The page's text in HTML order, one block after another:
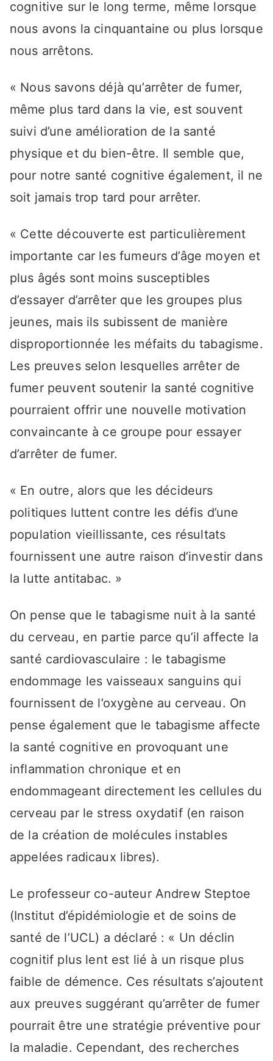
cognitive sur le long terme, même lorsque
nous avons la cinquantaine ou plus lorsque
nous arrêtons.
« Nous savons déjà qu’arrêter de fumer,
même plus tard dans la vie, est souvent
suivi d’une amélioration de la santé
physique et du bien-être. Il semble que,
pour notre santé cognitive également, il ne
soit jamais trop tard pour arrêter.
« Cette découverte est particulièrement
importante car les fumeurs d’âge moyen et
plus âgés sont moins susceptibles
d’essayer d’arrêter que les groupes plus
jeunes, mais ils subissent de manière
disproportionnée les méfaits du tabagisme.
Les preuves selon lesquelles arrêter de
fumer peuvent soutenir la santé cognitive
pourraient offrir une nouvelle motivation
convaincante à ce groupe pour essayer
d’arrêter de fumer.
« En outre, alors que les décideurs
politiques luttent contre les défis d’une
population vieillissante, ces résultats
fournissent une autre raison d’investir dans
la lutte antitabac. »
On pense que le tabagisme nuit à la santé
du cerveau, en partie parce qu’il affecte la
santé cardiovasculaire : le tabagisme
endommage les vaisseaux sanguins qui
fournissent de l’oxygène au cerveau. On
pense également que le tabagisme affecte
la santé cognitive en provoquant une
inflammation chronique et en
endommageant directement les cellules du
cerveau par le stress oxydatif (en raison
de la création de molécules instables
appelées radicaux libres).
Le professeur co-auteur Andrew Steptoe
(Institut d’épidémiologie et de soins de
santé de l’UCL) a déclaré : « Un déclin
cognitif plus lent est lié à un risque plus
faible de démence. Ces résultats s’ajoutent
aux preuves suggérant qu’arrêter de fumer
pourrait être une stratégie préventive pour
la maladie. Cependant, des recherches